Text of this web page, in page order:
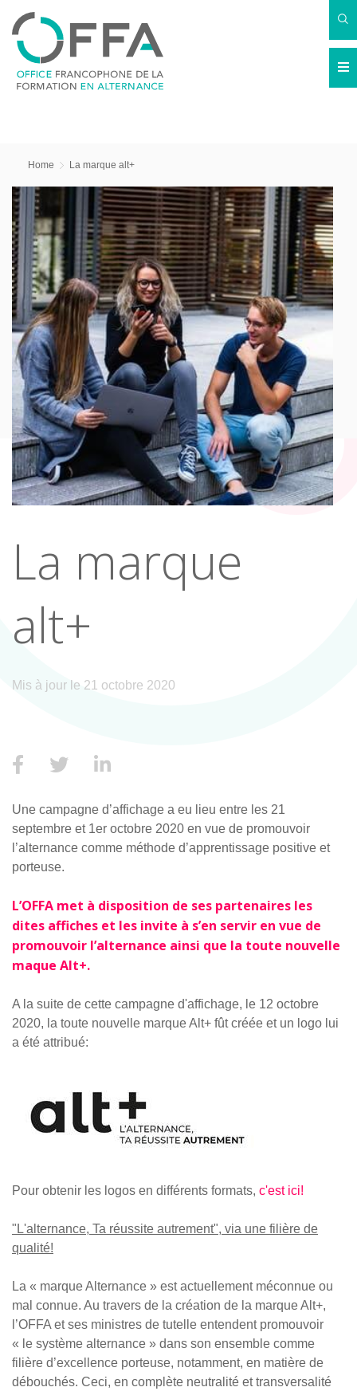
Home La marque alt+
La marque
alt+
Mis à jour le 21 octobre 2020
Une campagne d’affichage a eu lieu entre les 21
septembre et 1er octobre 2020 en vue de promouvoir
l’alternance comme méthode d’apprentissage positive et
porteuse.
L’OFFA met à disposition de ses partenaires les
dites affiches et les invite à s’en servir en vue de
promouvoir l’alternance ainsi que la toute nouvelle
maque Alt+.
A la suite de cette campagne d'affichage, le 12 octobre
2020, la toute nouvelle marque Alt+ fût créée et un logo lui
a été attribué:
Pour obtenir les logos en différents formats, c'est ici!
"L'alternance, Ta réussite autrement", via une filière de
qualité!
La « marque Alternance » est actuellement méconnue ou
mal connue. Au travers de la création de la marque Alt+,
l’OFFA et ses ministres de tutelle entendent promouvoir
« le système alternance » dans son ensemble comme
filière d’excellence porteuse, notamment, en matière de
débouchés. Ceci, en complète neutralité et transversalité